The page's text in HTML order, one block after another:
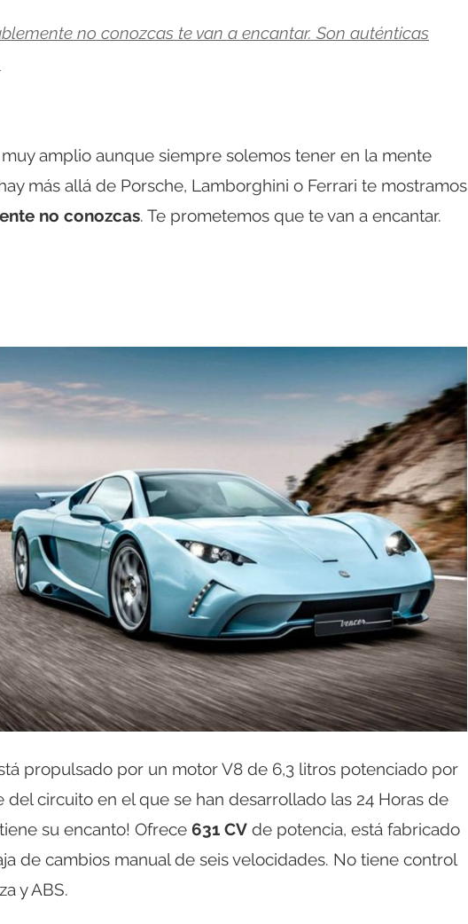
no conozcas te van a encantar. Son auténticas
amplio aunque siempre solemos tener en la mente
más allá de Porsche, Lamborghini o Ferrari te mostramos
no conozcas. Te prometemos que te van a encantar.
propulsado por un motor V8 de 6,3 litros potenciado por
del circuito en el que se han desarrollado las 24 Horas de
su encanto! Ofrece 631 CV de potencia, está fabricado
de cambios manual de seis velocidades. No tiene control
y ABS.